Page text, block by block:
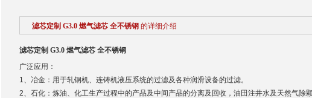
滤芯定制 G3.0 燃气滤芯 全不锈钢 的详细介绍
滤芯定制 G3.0 燃气滤芯 全不锈钢
广泛应用：
1、冶金：用于轧钢机、连铸机液压系统的过滤及各种润滑设备的过滤。
2、石化：炼油、化工生产过程中的产品及中间产品的分离及回收，油田注井水及天然气除颗